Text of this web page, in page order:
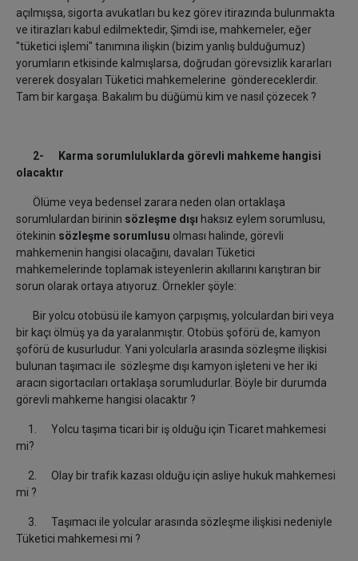
açılmışsa, sigorta avukatları bu kez görev itirazında bulunmakta
ve itirazları kabul edilmektedir, Şimdi ise, mahkemeler, eğer
"tüketici işlemi" tanımına ilişkin (bizim yanlış bulduğumuz)
yorumların etkisinde kalmışlarsa, doğrudan görevsizlik kararları
vererek dosyaları Tüketici mahkemelerine göndereceklerdir.
Tam bir kargaşa. Bakalım bu düğümü kim ve nasıl çözecek ?
2- Karma sorumluluklarda görevli mahkeme hangisi
olacaktır
Ölüme veya bedensel zarara neden olan ortaklaşa
sorumlulardan birinin sözleşme dışı haksız eylem sorumlusu,
ötekinin sözleşme sorumlusu olması halinde, görevli
mahkemenin hangisi olacağını, davaları Tüketici
mahkemelerinde toplamak isteyenlerin akıllarını karıştıran bir
sorun olarak ortaya atıyoruz. Örnekler şöyle:
Bir yolcu otobüsü ile kamyon çarpışmış, yolculardan biri veya
bir kaçı ölmüş ya da yaralanmıştır. Otobüs şoförü de, kamyon
şoförü de kusurludur. Yani yolcularla arasında sözleşme ilişkisi
bulunan taşımacı ile sözleşme dışı kamyon işleteni ve her iki
aracın sigortacıları ortaklaşa sorumludurlar. Böyle bir durumda
görevli mahkeme hangisi olacaktır ?
1. Yolcu taşıma ticari bir iş olduğu için Ticaret mahkemesi
mi?
2. Olay bir trafik kazası olduğu için asliye hukuk mahkemesi
mi ?
3. Taşımacı ile yolcular arasında sözleşme ilişkisi nedeniyle
Tüketici mahkemesi mi ?